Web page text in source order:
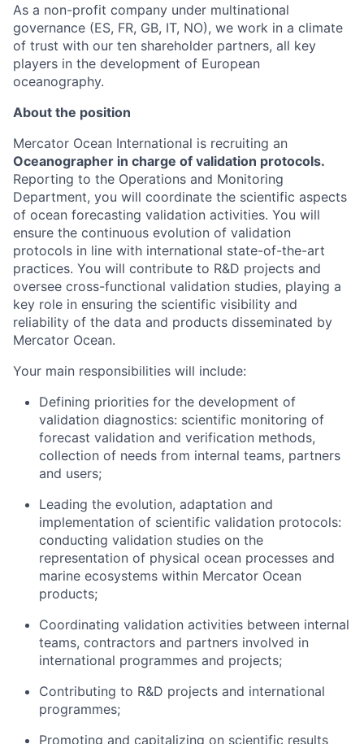
As a non-profit company under multinational
governance (ES, FR, GB, IT, NO), we work in a climate
of trust with our ten shareholder partners, all key
players in the development of European
oceanography.
About the position
Mercator Ocean International is recruiting an
Oceanographer in charge of validation protocols.
Reporting to the Operations and Monitoring
Department, you will coordinate the scientific aspects
of ocean forecasting validation activities. You will
ensure the continuous evolution of validation
protocols in line with international state-of-the-art
practices. You will contribute to R&D projects and
oversee cross-functional validation studies, playing a
key role in ensuring the scientific visibility and
reliability of the data and products disseminated by
Mercator Ocean.
Your main responsibilities will include:
Defining priorities for the development of
validation diagnostics: scientific monitoring of
forecast validation and verification methods,
collection of needs from internal teams, partners
and users;
Leading the evolution, adaptation and
implementation of scientific validation protocols:
conducting validation studies on the
representation of physical ocean processes and
marine ecosystems within Mercator Ocean
products;
Coordinating validation activities between internal
teams, contractors and partners involved in
international programmes and projects;
Contributing to R&D projects and international
programmes;
Promoting and capitalizing on scientific results